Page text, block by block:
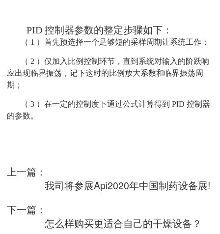
PID 控制器参数的整定步骤如下：
（ 1 ）首先预选择一个足够短的采样周期让系统工作；
（ 2 ）仅加入比例控制环节，直到系统对输入的阶跃响
应出现临界振荡，记下这时的比例放大系数和临界振荡周
期；
（ 3 ）在一定的控制度下通过公式计算得到 PID 控制器
的参数。
上一篇：
我司将参展Api2020年中国制药设备展!
下一篇：
怎么样购买更适合自己的干燥设备？